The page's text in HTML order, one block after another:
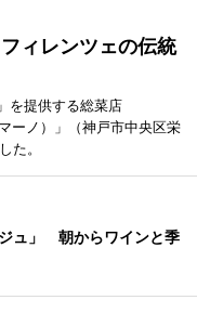
ィレンツェの伝統
を提供する総菜店
ーノ）」（神戸市中央区栄
た。
ュ」 朝からワインと季